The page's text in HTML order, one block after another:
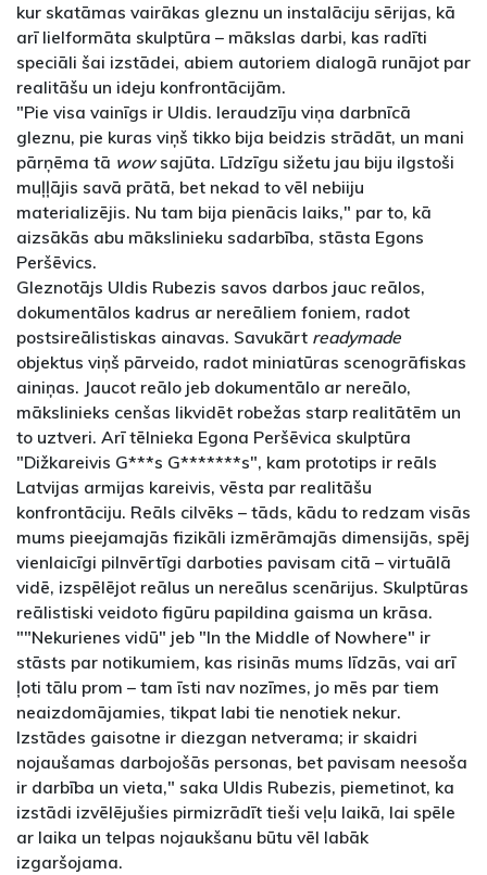
kur skatāmas vairākas gleznu un instalāciju sērijas, kā
arī lielformāta skulptūra – mākslas darbi, kas radīti
speciāli šai izstādei, abiem autoriem dialogā runājot par
realitāšu un ideju konfrontācijām.
"Pie visa vainīgs ir Uldis. Ieraudzīju viņa darbnīcā
gleznu, pie kuras viņš tikko bija beidzis strādāt, un mani
pārņēma tā wowsajūta. Līdzīgu sižetu jau biju ilgstoši
muļļājis savā prātā, bet nekad to vēl nebiiju
materializējis. Nu tam bija pienācis laiks," par to, kā
aizsākās abu mākslinieku sadarbība, stāsta Egons
Peršēvics.
Gleznotājs Uldis Rubezis savos darbos jauc reālos,
dokumentālos kadrus ar nereāliem foniem, radot
postsireālistiskas ainavas. Savukārt readymade
objektus viņš pārveido, radot miniatūras scenogrāfiskas
ainiņas. Jaucot reālo jeb dokumentālo ar nereālo,
mākslinieks cenšas likvidēt robežas starp realitātēm un
to uztveri. Arī tēlnieka Egona Peršēvica skulptūra
"Dižkareivis G***s G*******s", kam prototips ir reāls
Latvijas armijas kareivis, vēsta par realitāšu
konfrontāciju. Reāls cilvēks – tāds, kādu to redzam visās
mums pieejamajās fizikāli izmērāmajās dimensijās, spēj
vienlaicīgi pilnvērtīgi darboties pavisam citā – virtuālā
vidē, izspēlējot reālus un nereālus scenārijus. Skulptūras
reālistiski veidoto figūru papildina gaisma un krāsa.
""Nekurienes vidū" jeb "In the Middle of Nowhere" ir
stāsts par notikumiem, kas risinās mums līdzās, vai arī
ļoti tālu prom – tam īsti nav nozīmes, jo mēs par tiem
neaizdomājamies, tikpat labi tie nenotiek nekur.
Izstādes gaisotne ir diezgan netverama; ir skaidri
nojaušamas darbojošās personas, bet pavisam neesoša
ir darbība un vieta," saka Uldis Rubezis, piemetinot, ka
izstādi izvēlējušies pirmizrādīt tieši veļu laikā, lai spēle
ar laika un telpas nojaukšanu būtu vēl labāk
izgaršojama.